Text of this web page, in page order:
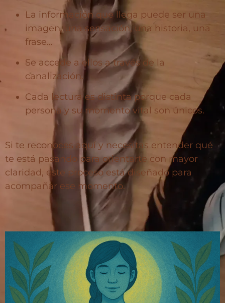
La información que llega puede ser una
imagen, una sensación, una historia, una
frase…
Se accede a ellos a través de la
canalización.
Cada lectura es distinta porque cada
persona y su momento vital son únicos.
Si te reconoces aquí y necesitas entender qué
te está pasando para orientarte con mayor
claridad, este proceso está diseñado para
acompañar ese momento.